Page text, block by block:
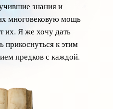
знания и
многовековую мощь
их. Я же хочу дать
прикоснуться к этим
предков с каждой.